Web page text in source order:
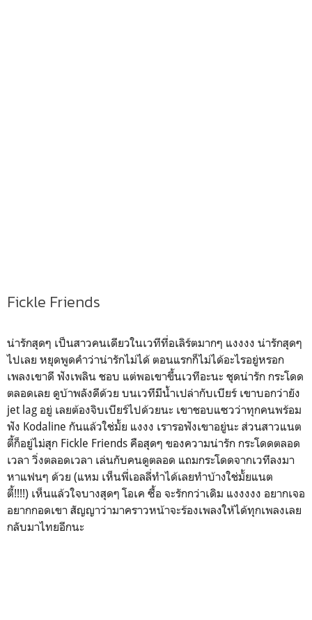
Fickle Friends
น่ารักสุดๆ เป็นสาวคนเดียวในเวทีที่อเลิร์ตมากๆ แงงงง น่ารักสุดๆ
ไปเลย หยุดพูดคำว่าน่ารักไม่ได้ ตอนแรกก็ไม่ได้อะไรอยู่หรอก
เพลงเขาดี ฟังเพลิน ชอบ แต่พอเขาขึ้นเวทีอะนะ ชุดน่ารัก กระโดด
ตลอดเลย ดูบ้าพลังดีด้วย บนเวทีมีน้ำเปล่ากับเบียร์ เขาบอกว่ายัง
jet lag อยู่ เลยต้องจิบเบียร์ไปด้วยนะ เขาชอบแซวว่าทุกคนพร้อม
ฟัง Kodaline กันแล้วใช่มั้ย แงงง เรารอฟังเขาอยู่นะ ส่วนสาวแนต
ตี้ก็อยู่ไม่สุก Fickle Friends คือสุดๆ ของความน่ารัก กระโดดตลอด
เวลา วิ่งตลอดเวลา เล่นกับคนดูตลอด แถมกระโดดจากเวทีลงมา
หาแฟนๆ ด้วย (แหม เห็นพี่เอลลี่ทำได้เลยทำบ้างใช่มั้ยแนต
ตี้!!!!) เห็นแล้วใจบางสุดๆ โอเค ซื้อ จะรักกว่าเดิม แงงงงง อยากเจอ
อยากกอดเขา สัญญาว่ามาคราวหน้าจะร้องเพลงให้ได้ทุกเพลงเลย
กลับมาไทยอีกนะ